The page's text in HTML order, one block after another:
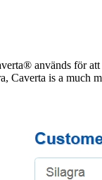
används för
Caverta is a much